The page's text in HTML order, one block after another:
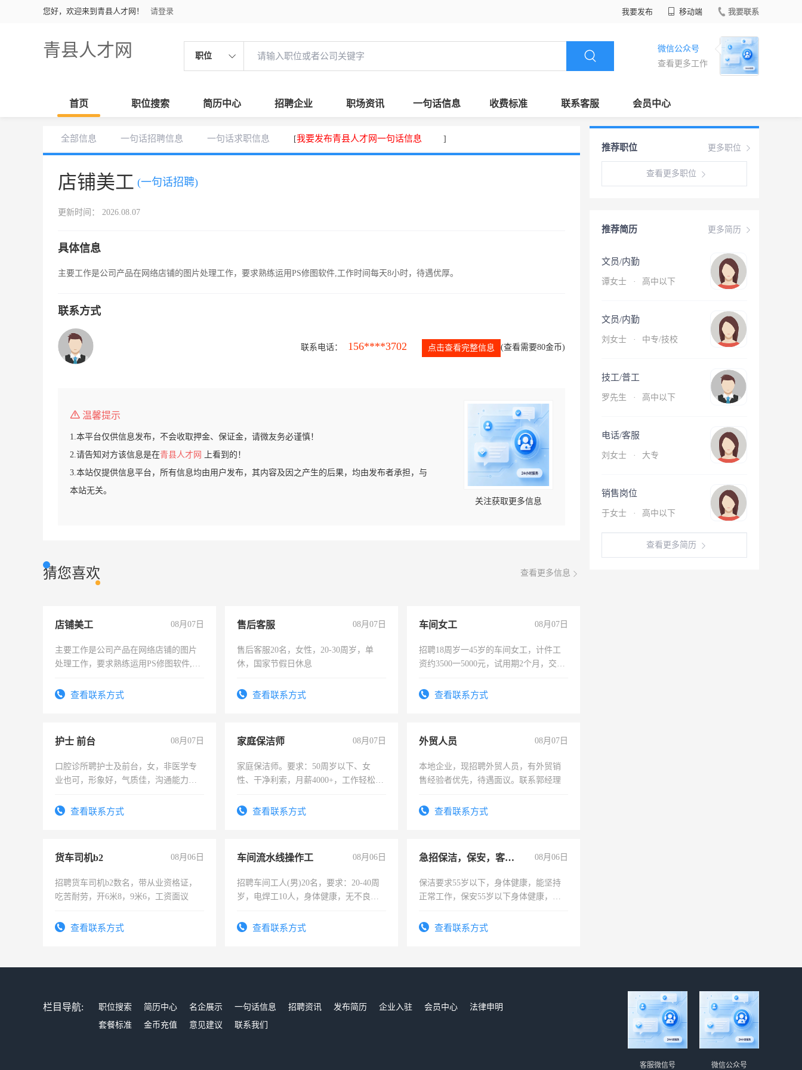
您好，欢迎来到青县人才网！ 请登录 我要发布 移动端 我要联系
青县人才网 职位
微信公众号
查看更多工作
首页 职位搜索 简历中心 招聘企业 职场资讯 一句话信息 收费标准 联系客服 会员中心
全部信息 一句话招聘信息 一句话求职信息 [我要发布青县人才网一句话信息 ]
店铺美工 (一句话招聘)
更新时间： 2026.08.07
具体信息
主要工作是公司产品在网络店铺的图片处理工作，要求熟练运用PS修图软件,工作时间每天8小时，待遇优厚。
联系方式
联系电话： 156****3702 点击查看完整信息 (查看需要80金币)
温馨提示
1.本平台仅供信息发布，不会收取押金、保证金，请微友务必谨慎！
2.请告知对方该信息是在青县人才网
上看到的！
3.本站仅提供信息平台，所有信息均由用户发布，其内容及因之产生的后果，均由发布者承担，与
本站无关。
关注获取更多信息
猜您喜欢 查看更多信息
店铺美工 08月07日
主要工作是公司产品在网络店铺的图片
处理工作，要求熟练运用PS修图软件,工
查看联系方式
售后客服 08月07日
售后客服20名，女性，20-30周岁，单
休，国家节假日休息
查看联系方式
车间女工 08月07日
招聘18周岁一45岁的车间女工，计件工
资约3500一5000元，试用期2个月，交五
查看联系方式
护士 前台 08月07日
口腔诊所聘护士及前台，女，非医学专
业也可，形象好，气质佳，沟通能力
查看联系方式
家庭保洁师 08月07日
家庭保洁师。要求：50周岁以下、女
性、干净利索，月薪4000+，工作轻松，
太太等。查看联系方式
外贸人员 08月07日
本地企业，现招聘外贸人员，有外贸销
售经验者优先，待遇面议。联系郭经理
查看联系方式
货车司机b2 08月06日
招聘货车司机b2数名，带从业资格证，
吃苦耐劳，开6米8，9米6，工资面议
查看联系方式
车间流水线操作工 08月06日
招聘车间工人(男)20名，要求：20-40周
岁，电焊工10人，身体健康，无不良嗜
宿，免费发放劳保用品，两班倒，每月
查看联系方式
急招保洁，保安，客服，工程 08月06日
保洁要求55岁以下，身体健康，能坚持
正常工作，保安55岁以下身体健康，有
录，客服要求45岁以下高中以上文化，
查看联系方式
更多职位
推荐职位
查看更多职位
更多简历
推荐简历
文员/内勤
谭女士 · 高中以下
文员/内勤
刘女士 · 中专/技校
技工/普工
罗先生 · 高中以下
电话/客服
刘女士 · 大专
销售岗位
于女士 · 高中以下
查看更多简历
栏目导航: 职位搜索 简历中心 名企展示 一句话信息 招聘资讯 发布简历 企业入驻 会员中心
法律申明
套餐标准
金币充值 意见建议 联系我们
微信公众号
客服微信号